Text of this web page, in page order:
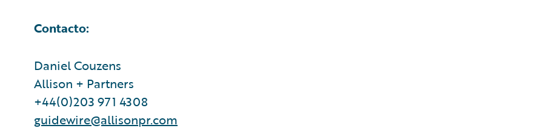
Contacto:
Daniel Couzens
Allison + Partners
+44(0)203 971 4308
guidewire@allisonpr.com